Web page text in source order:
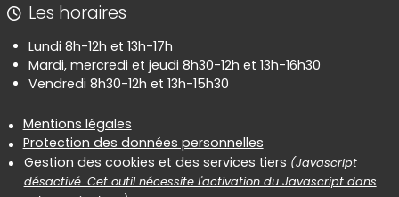
Les horaires
Lundi 8h-12h et 13h-17h
Mardi, mercredi et jeudi 8h30-12h et 13h-16h30
Vendredi 8h30-12h et 13h-15h30
Informations réglementaires
Mentions légales
Protection des données personnelles
Gestion des cookies et des services tiers (Javascript
désactivé. Cet outil nécessite l'activation du Javascript dans